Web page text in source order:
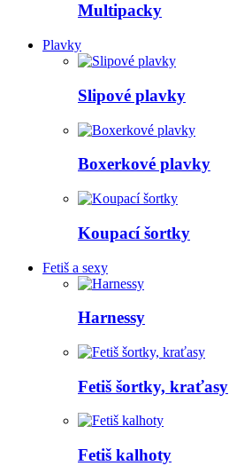
Multipacky
Plavky
Slipové plavky
Boxerkové plavky
Koupací šortky
Fetiš a sexy
Harnessy
Fetiš šortky, kraťasy
Fetiš kalhoty